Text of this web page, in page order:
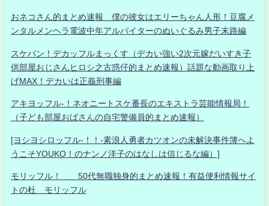
おネコさん的まとめ速報 僕の彼女はエリーちゃん人形！豆腐メ
ンタルメンヘラ電波中年アルバイターのぬいぐるみ男子末路編
スケバン！デカッフルまっくす（デカい強い2次元嫁だいすき子
供部屋おじさんヒロシ之古惑仔的まとめ速報）話題な動画取り上
げMAX！デカいは正義刑事編
アキヨッフル-！ネオニートスケ番長のエキストラ芸能情報局！
（子ども部屋おばさんの自宅警備員的まとめ速報）
[ヨシヨシロッフル-！！-素浪人勇者カツオンの未解決事件簿へよ
うこそYOUKO！のナンノ洋子のはなしは信じるな編）]
モリッフル！ 50代無職独身的まとめ速報！有益便利情報サイ
トの杜 モリッフル